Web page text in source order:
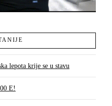
lepota krije se u stavu
E!